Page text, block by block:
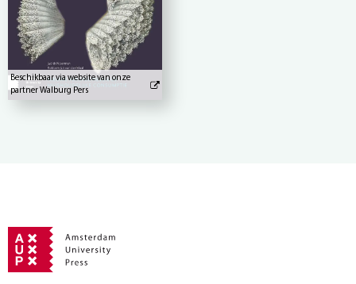
Beschikbaar via website van onze
partner Walburg Pers